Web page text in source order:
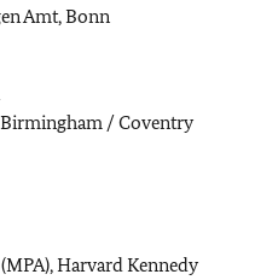
Amt, Bonn
/ Coventry
Harvard Kennedy